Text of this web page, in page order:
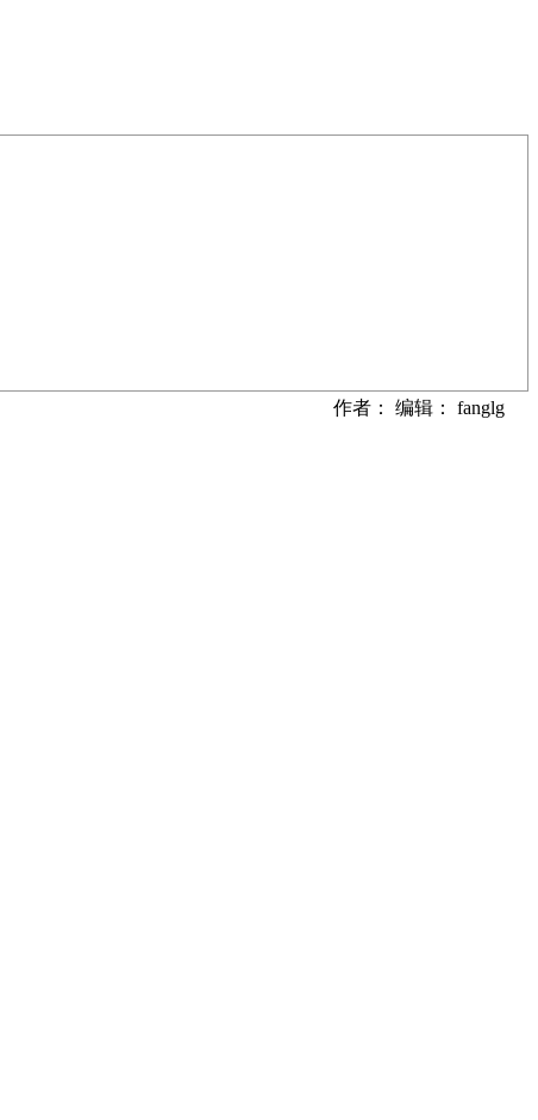
作者： 编辑： fanglg